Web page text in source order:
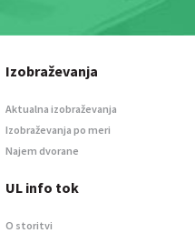
Izobraževanja
Aktualna izobraževanja
Izobraževanja po meri
Najem dvorane
UL info tok
O storitvi